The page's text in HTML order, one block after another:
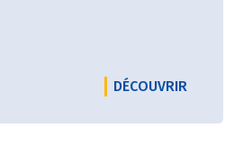
DÉCOUVRIR